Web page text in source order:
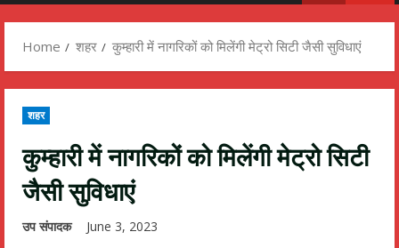
Home शहर कुम्हारी में नागरिकों को मिलेंगी मेट्रो सिटी जैसी सुविधाएं
शहर
कुम्हारी में नागरिकों को मिलेंगी मेट्रो सिटी
जैसी सुविधाएं
उप संपादक June 3, 2023